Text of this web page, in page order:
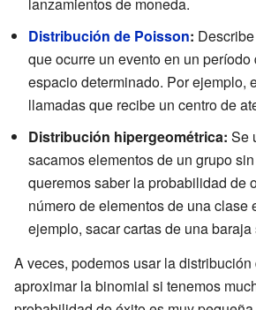
Distribución de Poisson:
que ocurre un evento en un período
espacio determinado. Por ejemplo,
llamadas que recibe un centro de
Distribución hipergeométrica: Se
sacamos elementos de un grupo
queremos saber la probabilidad de
número de elementos de una clase
ejemplo, sacar cartas de una
A veces, podemos usar la
aproximar la binomial si tenemos